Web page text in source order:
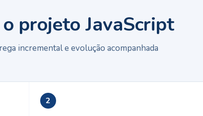
projeto JavaScript
incremental e evolução acompanhada
2